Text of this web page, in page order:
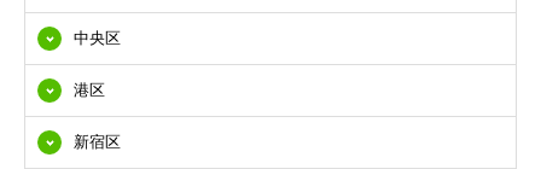
中央区
港区
新宿区